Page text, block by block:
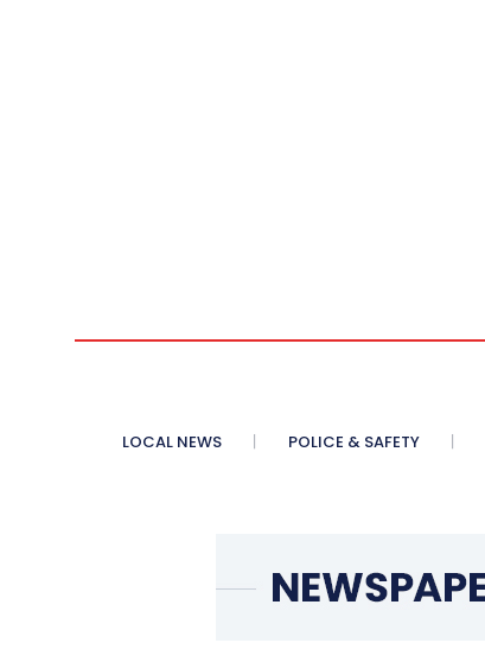
LOCAL NEWS POLICE & SAFETY